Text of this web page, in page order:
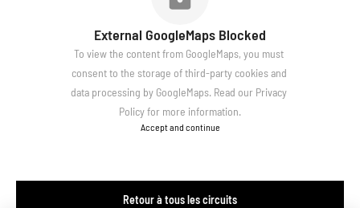
External GoogleMaps Blocked
To view the content from GoogleMaps, you must
consent to the storage of third-party cookies and
data processing by GoogleMaps. Read our Privacy
Policy for more information.
Accept and continue
Retour à tous les circuits